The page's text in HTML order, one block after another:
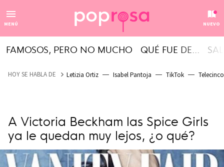
MENÚ NUEVO
FAMOSOS, PERO NO MUCHO QUÉ FUE DE...
HOY SE HABLA DE Letizia Ortiz Isabel Pantoja TikTok Telecinco
A Victoria Beckham las Spice Girls
ya le quedan muy lejos, ¿o qué?